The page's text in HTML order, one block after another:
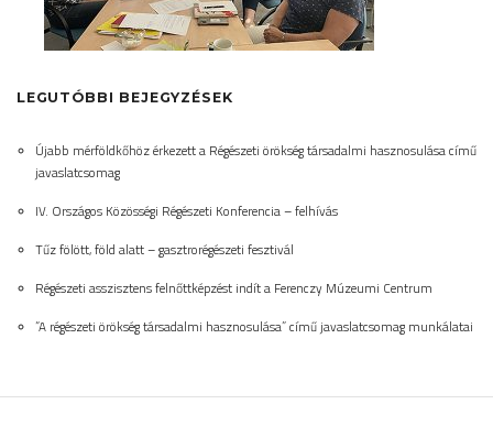
LEGUTÓBBI BEJEGYZÉSEK
Újabb mérföldkőhöz érkezett a Régészeti örökség társadalmi hasznosulása című
javaslatcsomag
IV. Országos Közösségi Régészeti Konferencia – felhívás
Tűz fölött, föld alatt – gasztrorégészeti fesztivál
Régészeti asszisztens felnőttképzést indít a Ferenczy Múzeumi Centrum
“A régészeti örökség társadalmi hasznosulása” című javaslatcsomag munkálatai